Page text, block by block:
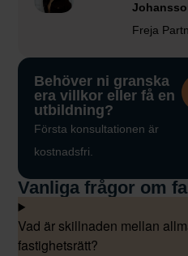
Freja
Behöver ni granska
era villkor eller få en
utbildning?
Första konsultationen är
kostnadsfri.
Vanliga frågor om
Vad är skillnaden mellan
fastighetsrätt?